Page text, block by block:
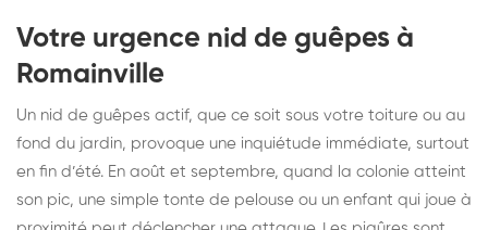
Votre urgence nid de guêpes à
Romainville
Un nid de guêpes actif, que ce soit sous votre toiture ou au
fond du jardin, provoque une inquiétude immédiate, surtout
en fin d’été. En août et septembre, quand la colonie atteint
son pic, une simple tonte de pelouse ou un enfant qui joue à